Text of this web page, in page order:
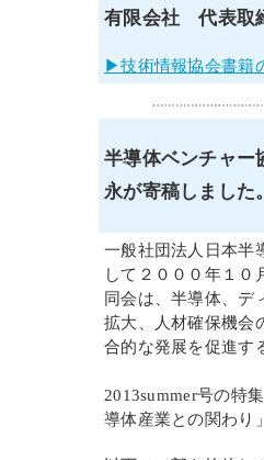
有限会社 代表取
▶技術情報協会書籍
半導体ベンチャー
永が寄稿しました。
一般社団法人日本半
して２０００年１０
同会は、半導体、デ
拡大、人材確保機会
合的な発展を促進す
2013summer号の特
導体産業との関わ